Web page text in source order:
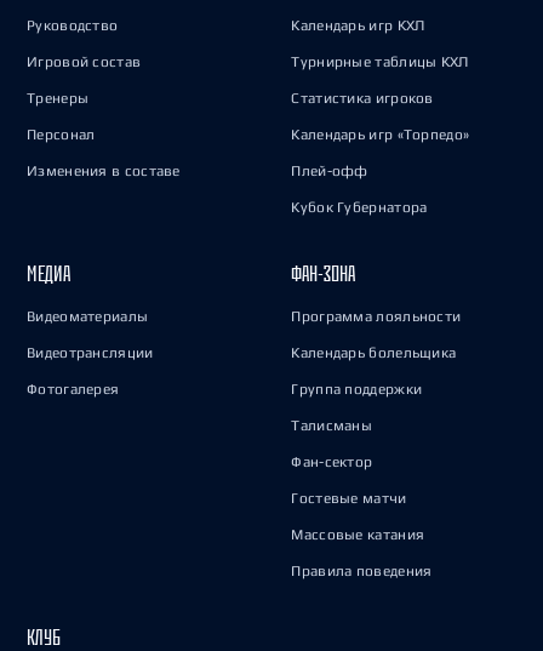
Руководство
Игровой состав
Тренеры
Персонал
Изменения в составе
Календарь игр КХЛ
Турнирные таблицы КХЛ
Статистика игроков
Календарь игр «Торпедо»
Плей-офф
Кубок Губернатора
МЕДИА
Видеоматериалы
Видеотрансляции
Фотогалерея
ФАН-ЗОНА
Программа лояльности
Календарь болельщика
Группа поддержки
Талисманы
Фан-сектор
Гостевые матчи
Массовые катания
Правила поведения
КЛУБ